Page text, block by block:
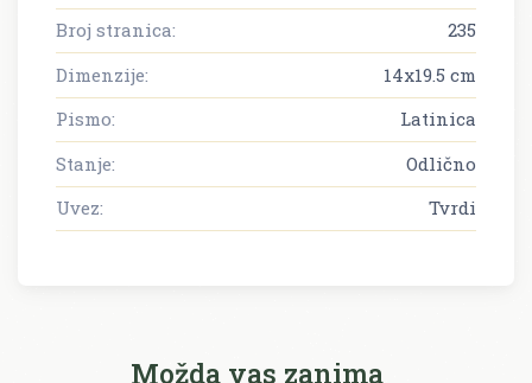
Broj stranica:
235
Dimenzije:
14x19.5 cm
Pismo:
Latinica
Stanje:
Odlično
Uvez:
Tvrdi
Možda vas zanima